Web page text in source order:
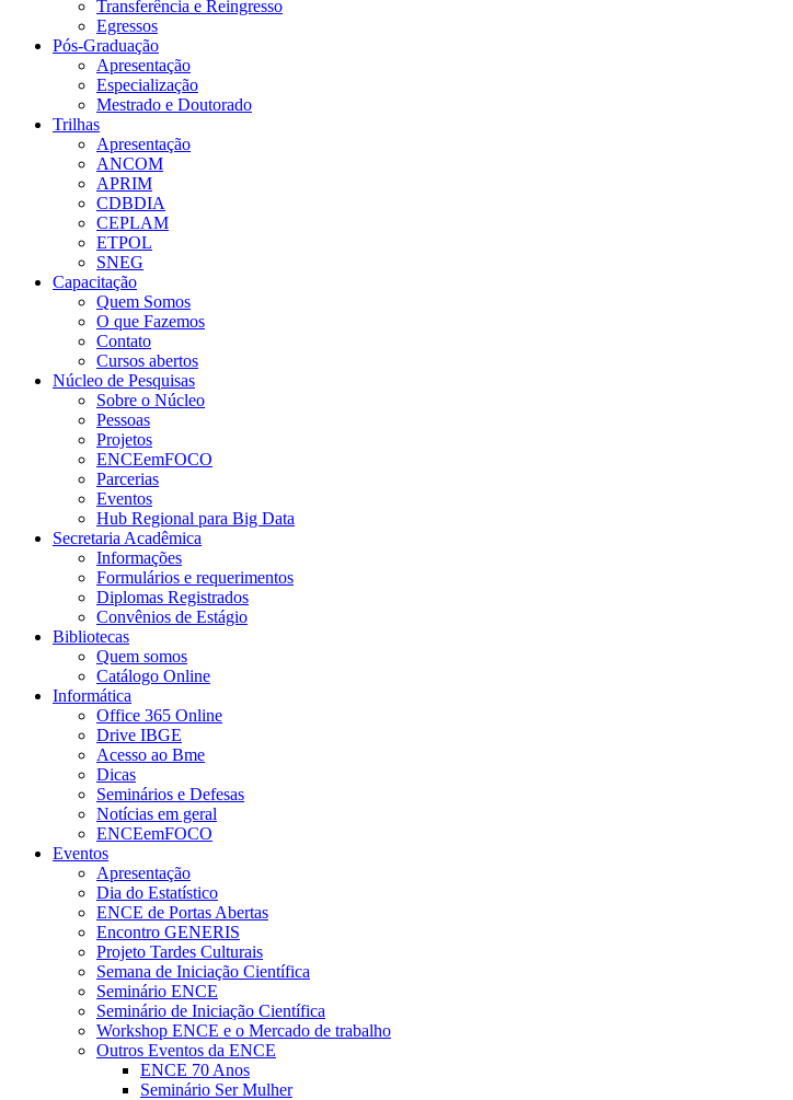
Transferência e Reingresso
Egressos
Pós-Graduação
Apresentação
Especialização
Mestrado e Doutorado
Trilhas
Apresentação
ANCOM
APRIM
CDBDIA
CEPLAM
ETPOL
SNEG
Capacitação
Quem Somos
O que Fazemos
Contato
Cursos abertos
Núcleo de Pesquisas
Sobre o Núcleo
Pessoas
Projetos
ENCEemFOCO
Parcerias
Eventos
Hub Regional para Big Data
Secretaria Acadêmica
Informações
Formulários e requerimentos
Diplomas Registrados
Convênios de Estágio
Bibliotecas
Quem somos
Catálogo Online
Informática
Office 365 Online
Drive IBGE
Acesso ao Bme
Dicas
Seminários e Defesas
Notícias em geral
ENCEemFOCO
Eventos
Apresentação
Dia do Estatístico
ENCE de Portas Abertas
Encontro GENERIS
Projeto Tardes Culturais
Semana de Iniciação Científica
Seminário ENCE
Seminário de Iniciação Científica
Workshop ENCE e o Mercado de trabalho
Outros Eventos da ENCE
ENCE 70 Anos
Seminário Ser Mulher